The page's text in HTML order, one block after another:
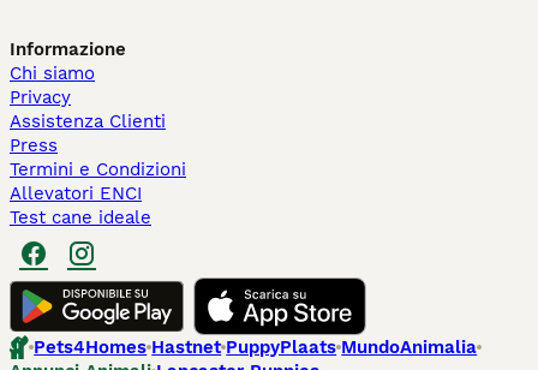
Informazione
Chi siamo
Privacy
Assistenza Clienti
Press
Termini e Condizioni
Allevatori ENCI
Test cane ideale
Pets4Homes Hastnet PuppyPlaats MundoAnimalia